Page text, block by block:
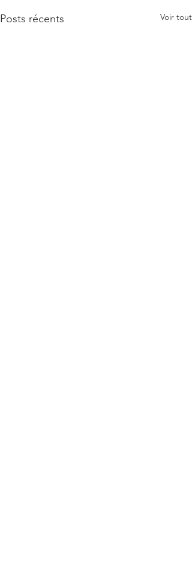
Posts récents Voir tout